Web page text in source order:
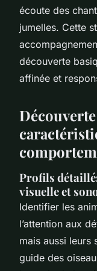
écoute des
jumelles. Cette
découverte
affinée et
Profils
visuelle et
Identifier les
l’attention aux
mais aussi leurs
guide des